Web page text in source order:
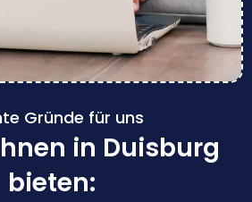
Gründe für uns
in Duisburg
bieten: